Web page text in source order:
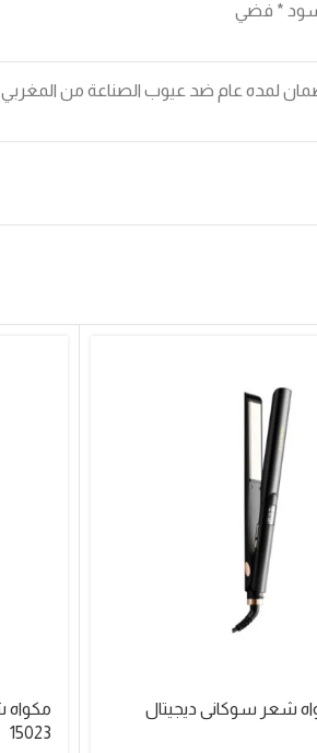
* فضي
لمده عام ضد عيوب الصناعة من المغربي
15023